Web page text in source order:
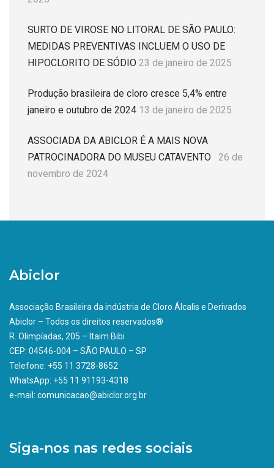
SURTO DE VIROSE NO LITORAL DE SÃO PAULO:
MEDIDAS PREVENTIVAS INCLUEM O USO DE
HIPOCLORITO DE SÓDIO 23 de janeiro de 2025
Produção brasileira de cloro cresce 5,4% entre
janeiro e outubro de 2024 13 de janeiro de 2025
ASSOCIADA DA ABICLOR É A MAIS NOVA
PATROCINADORA DO MUSEU CATAVENTO
26 de
novembro de 2024
Abiclor
Associação Brasileira da indústria de Cloro Álcalis e Derivados
Abiclor – Todos os direitos reservados®
R. Olimpíadas, 205 – Itaim Bibi
CEP: 04546-004 – SÃO PAULO – SP
Telefone: +55 11 3728-8652
WhatsApp: +55 11 91193-4318
e-mail: comunicacao@abiclor.org.br
Siga-nos nas redes sociais